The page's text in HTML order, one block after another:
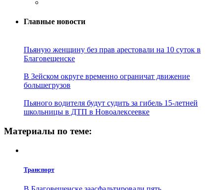
Главные новости
Пьяную женщину без прав арестовали на 10 суток в
Благовещенске
В Зейском округе временно ограничат движение
большегрузов
Пьяного водителя будут судить за гибель 15-летней
школьницы в ДТП в Новоалексеевке
Материалы по теме:
Транспорт